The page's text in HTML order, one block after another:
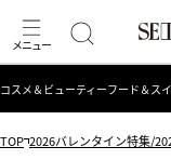
コスメ＆ビューティーフード＆ス
TOP 2026バレンタイン特集/